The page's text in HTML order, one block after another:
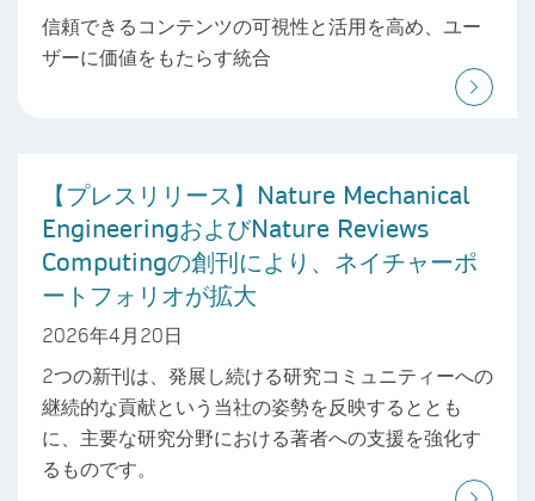
信頼できるコンテンツの可視性と活用を高め、ユー
ザーに価値をもたらす統合
【プレスリリース】Nature Mechanical
EngineeringおよびNature Reviews
Computingの創刊により、ネイチャーポ
ートフォリオが拡大
2026年4月20日
2つの新刊は、発展し続ける研究コミュニティーへの
継続的な貢献という当社の姿勢を反映するととも
に、主要な研究分野における著者への支援を強化す
るものです。